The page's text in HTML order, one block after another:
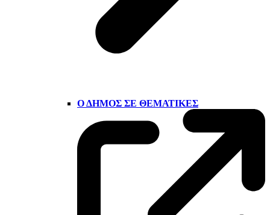
Ο ΔΉΜΟΣ ΣΕ ΘΕΜΑΤΙΚΈΣ